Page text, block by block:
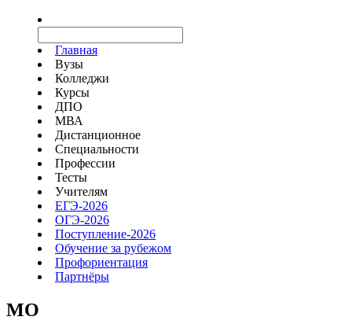
Главная
Вузы
Колледжи
Курсы
ДПО
МВА
Дистанционное
Специальности
Профессии
Тесты
Учителям
ЕГЭ-2026
ОГЭ-2026
Поступление-2026
Обучение за рубежом
Профориентация
Партнёры
MO